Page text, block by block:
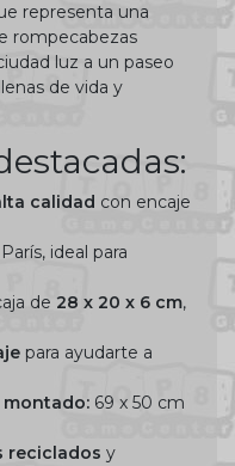
representa una
rompecabezas
luz a un paseo
de vida y
calidad con encaje
ideal para
de 28 x 20 x 6 cm,
para ayudarte a
montado: 69 x 50 cm
reciclados y